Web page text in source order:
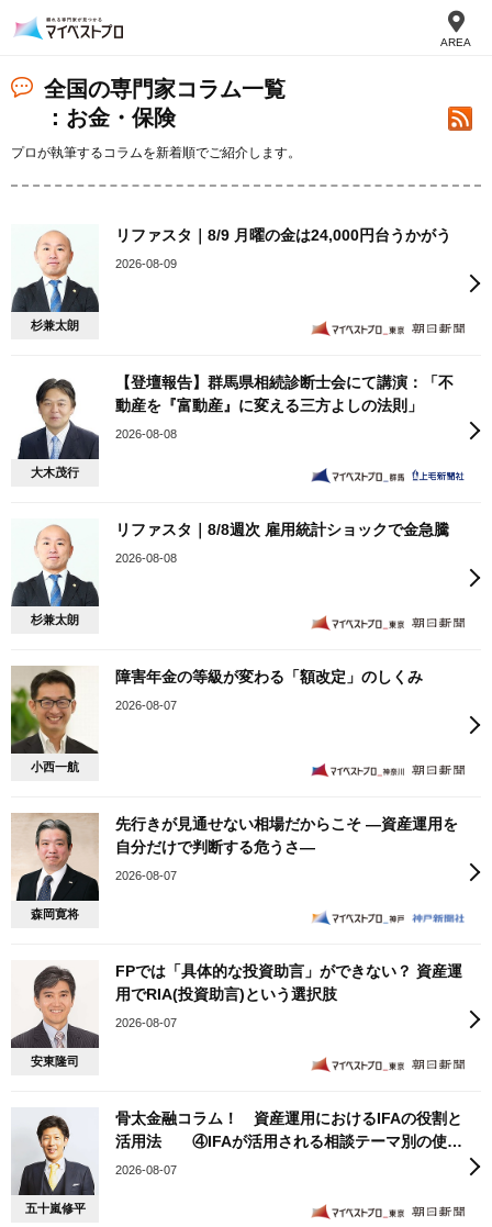
AREA
全国の専門家コラム一覧
：お金・保険
プロが執筆するコラムを新着順でご紹介します。
杉兼太朗
リファスタ｜8/9 月曜の金は24,000円台うかがう
2026-08-09
大木茂行
【登壇報告】群馬県相続診断士会にて講演：「不
動産を『富動産』に変える三方よしの法則」
2026-08-08
杉兼太朗
リファスタ｜8/8週次 雇用統計ショックで金急騰
2026-08-08
小西一航
障害年金の等級が変わる「額改定」のしくみ
2026-08-07
森岡寛将
先行きが見通せない相場だからこそ ―資産運用を
自分だけで判断する危うさ―
2026-08-07
安東隆司
FPでは「具体的な投資助言」ができない？ 資産運
用でRIA(投資助言)という選択肢
2026-08-07
五十嵐修平
骨太金融コラム！ 資産運用におけるIFAの役割と
活用法 ④IFAが活用される相談テーマ別の使い
方
2026-08-07